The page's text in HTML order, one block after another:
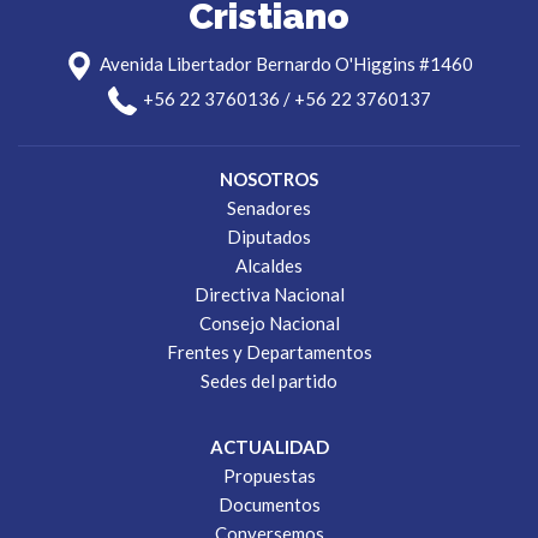
Cristiano
Avenida Libertador Bernardo O'Higgins #1460
+56 22 3760136 / +56 22 3760137
NOSOTROS
Senadores
Diputados
Alcaldes
Directiva Nacional
Consejo Nacional
Frentes y Departamentos
Sedes del partido
ACTUALIDAD
Propuestas
Documentos
Conversemos